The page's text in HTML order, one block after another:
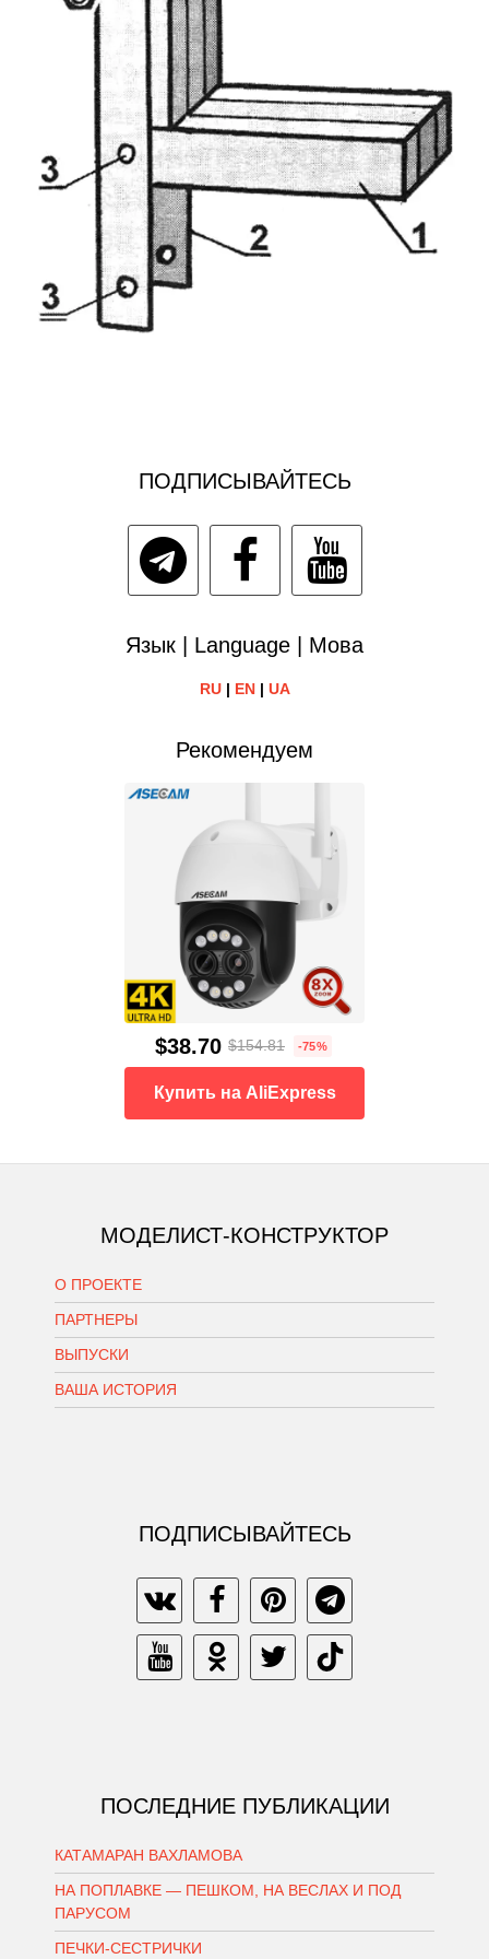
ПОДПИСЫВАЙТЕСЬ
Язык | Language | Мова
RU| EN| UA
Рекомендуем
$38.70 $154.81 -75%
Купить на AliExpress
МОДЕЛИСТ-КОНСТРУКТОР
О ПРОЕКТЕ
ПАРТНЕРЫ
ВЫПУСКИ
ВАША ИСТОРИЯ
ПОДПИСЫВАЙТЕСЬ
ПОСЛЕДНИЕ ПУБЛИКАЦИИ
КАТАМАРАН ВАХЛАМОВА
НА ПОПЛАВКЕ — ПЕШКОМ, НА ВЕСЛАХ И ПОД
ПАРУСОМ
ПЕЧКИ-СЕСТРИЧКИ